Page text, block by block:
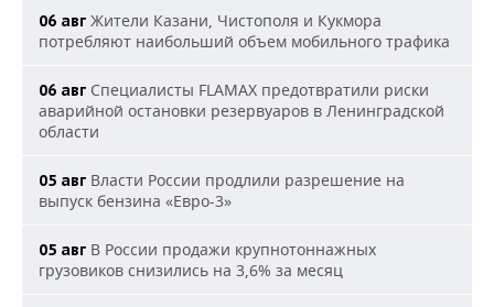
06 авг Жители Казани, Чистополя и Кукмора
потребляют наибольший объем мобильного трафика
06 авг Специалисты FLAMAX предотвратили риски
аварийной остановки резервуаров в Ленинградской
области
05 авг Власти России продлили разрешение на
выпуск бензина «Евро-3»
05 авг В России продажи крупнотоннажных
грузовиков снизились на 3,6% за месяц